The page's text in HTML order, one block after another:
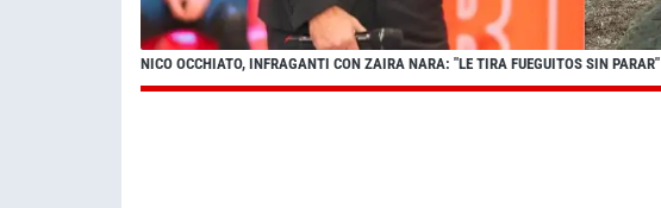
NICO OCCHIATO, INFRAGANTI CON ZAIRA NARA: "LE TIRA FUEGUITOS SIN PARAR"